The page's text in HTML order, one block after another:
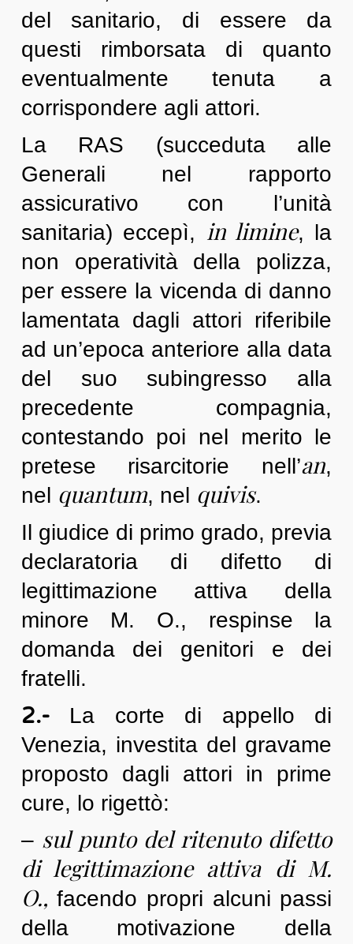
del sanitario, di essere da
questi rimborsata di quanto
eventualmente tenuta a
corrispondere agli attori.
La RAS (succeduta alle
Generali nel rapporto
assicurativo con l’unità
sanitaria) eccepì, in limine, la
non operatività della polizza,
per essere la vicenda di danno
lamentata dagli attori riferibile
ad un’epoca anteriore alla data
del suo subingresso alla
precedente compagnia,
contestando poi nel merito le
pretese risarcitorie nell’an,
nel quantum, nel quivis.
Il giudice di primo grado, previa
declaratoria di difetto di
legittimazione attiva della
minore M. O., respinse la
domanda dei genitori e dei
fratelli.
2.-La corte di appello di
Venezia, investita del gravame
proposto dagli attori in prime
cure, lo rigettò:
– sul punto del ritenuto difetto
di legittimazione attiva di M.
O., facendo propri alcuni passi
della motivazione della